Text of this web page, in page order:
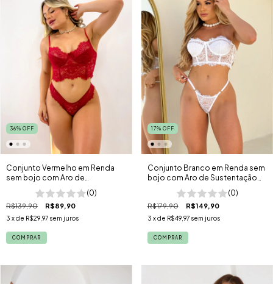
36% OFF
Conjunto Vermelho em Renda
sem bojo com Aro de
Sustentação Grécia
(0)
R$139,90 R$89,90
3 x de R$29,97 sem juros
COMPRAR
17% OFF
Conjunto Branco em Renda sem
bojo com Aro de Sustentação
(0)
R$179,90 R$149,90
3 x de R$49,97 sem juros
COMPRAR